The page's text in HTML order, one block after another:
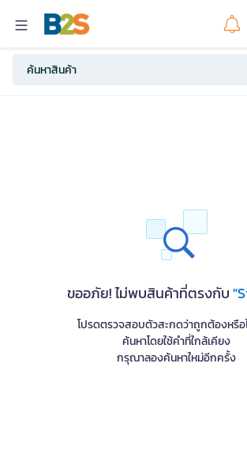
ขออภัย! ไม่พบสินค้าที่ตรงกับ
โปรดตรวจสอบตัวสะกดว่าถูกต้องหรือ
ค้นหาโดยใช้คำที่ใกล้เคียง
กรุณาลองค้นหาใหม่อีกครั้ง